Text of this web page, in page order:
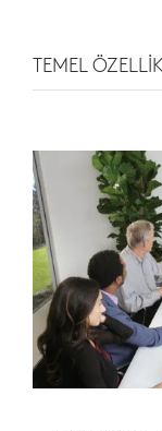
TEMEL